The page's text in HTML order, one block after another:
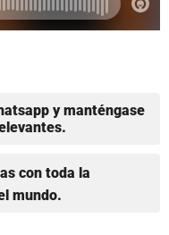
y manténgase
con toda la
mundo.